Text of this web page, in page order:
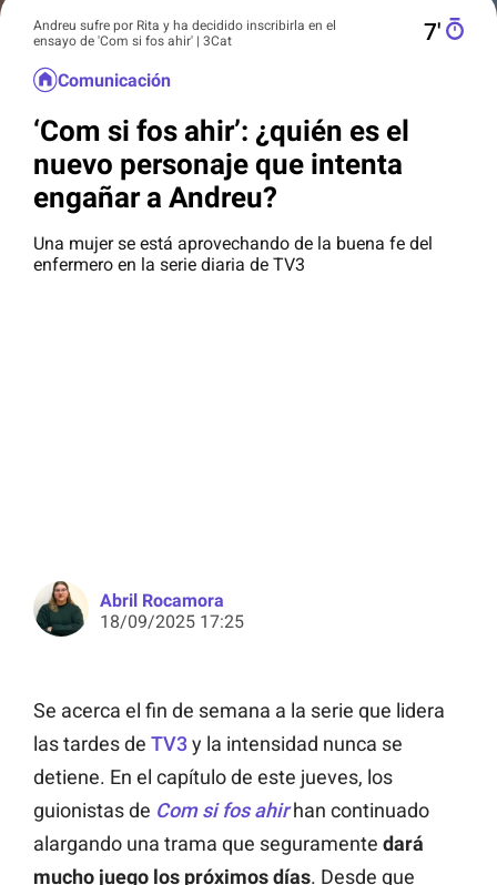
Andreu sufre por Rita y ha decidido inscribirla en el
ensayo de 'Com si fos ahir' | 3Cat
7′
Comunicación
‘Com si fos ahir’: ¿quién es el
nuevo personaje que intenta
engañar a Andreu?
Una mujer se está aprovechando de la buena fe del
enfermero en la serie diaria de TV3
Abril Rocamora
18/09/2025 17:25
Se acerca el fin de semana a la serie que lidera
las tardes de TV3y la intensidad nunca se
detiene. En el capítulo de este jueves, los
guionistas de Com si fos ahirhan continuado
alargando una trama que seguramente dará
mucho juego los próximos días. Desde que